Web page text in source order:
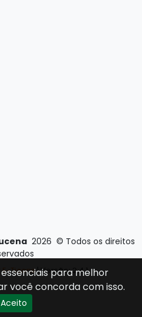
2026 © Todos os direitos
E-Ticons| Versão: 2.4.1
para melhor
você concorda com isso.
Aceito